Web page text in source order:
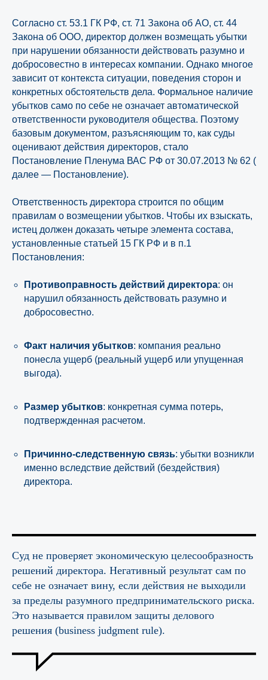
Согласно ст. 53.1 ГК РФ, ст. 71 Закона об АО, ст. 44
Закона об ООО, директор должен возмещать убытки
при нарушении обязанности действовать разумно и
добросовестно в интересах компании. Однако многое
зависит от контекста ситуации, поведения сторон и
конкретных обстоятельств дела. Формальное наличие
убытков само по себе не означает автоматической
ответственности руководителя общества. Поэтому
базовым документом, разъясняющим то, как суды
оценивают действия директоров, стало
Постановление Пленума ВАС РФ от 30.07.2013 № 62 (
далее — Постановление).
Ответственность директора строится по общим
правилам о возмещении убытков. Чтобы их взыскать,
истец должен доказать четыре элемента состава,
установленные статьей 15 ГК РФ и в п.1
Постановления:
Противоправность действий директора: он
нарушил обязанность действовать разумно и
добросовестно.
Факт наличия убытков: компания реально
понесла ущерб (реальный ущерб или упущенная
выгода).
Размер убытков: конкретная сумма потерь,
подтвержденная расчетом.
Причинно-следственную связь: убытки возникли
именно вследствие действий (бездействия)
директора.
Суд не проверяет экономическую целесообразность
решений директора. Негативный результат сам по
себе не означает вину, если действия не выходили
за пределы разумного предпринимательского риска.
Это называется правилом защиты делового
решения (business judgment rule).